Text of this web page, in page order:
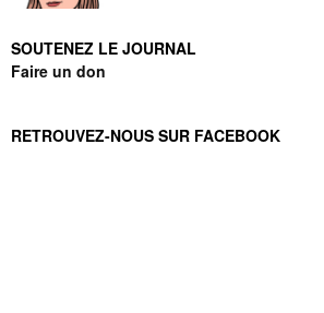
SOUTENEZ LE JOURNAL
Faire un don
RETROUVEZ-NOUS SUR FACEBOOK